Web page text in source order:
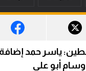
ياسر حمد إضافة
أبو علي